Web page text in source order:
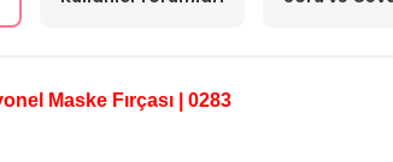
Maske Fırçası | 0283